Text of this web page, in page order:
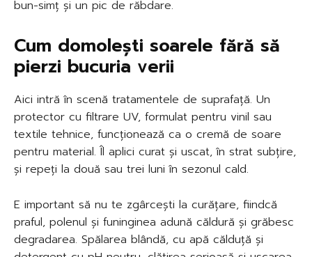
bun-simț și un pic de răbdare.
Cum domolești soarele fără să
pierzi bucuria verii
Aici intră în scenă tratamentele de suprafață. Un
protector cu filtrare UV, formulat pentru vinil sau
textile tehnice, funcționează ca o cremă de soare
pentru material. Îl aplici curat și uscat, în strat subțire,
și repeți la două sau trei luni în sezonul cald.
E important să nu te zgârcești la curățare, fiindcă
praful, polenul și funinginea adună căldură și grăbesc
degradarea. Spălarea blândă, cu apă călduță și